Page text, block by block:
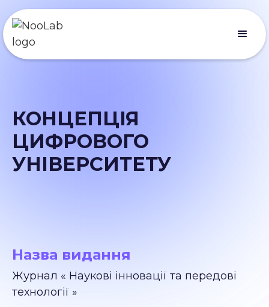
КОНЦЕПЦІЯ
ЦИФРОВОГО
УНІВЕРСИТЕТУ
Назва видання
Журнал « Наукові інновації та передові
технології »